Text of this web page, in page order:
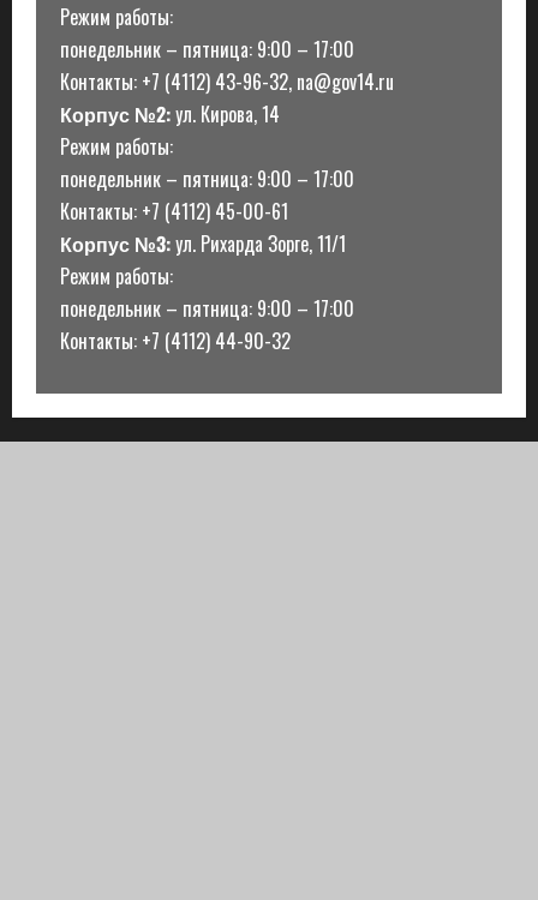
Режим работы:
понедельник – пятница: 9:00 – 17:00
Контакты: +7 (4112) 43-96-32, na@gov14.ru
Корпус №2:ул. Кирова, 14
Режим работы:
понедельник – пятница: 9:00 – 17:00
Контакты: +7 (4112) 45-00-61
Корпус №3:ул. Рихарда Зорге, 11/1
Режим работы:
понедельник – пятница: 9:00 – 17:00
Контакты: +7 (4112) 44-90-32